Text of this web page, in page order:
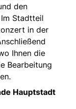
den
Stadtteil
in der
Ihnen die
Bearbeitung
Hauptstadt